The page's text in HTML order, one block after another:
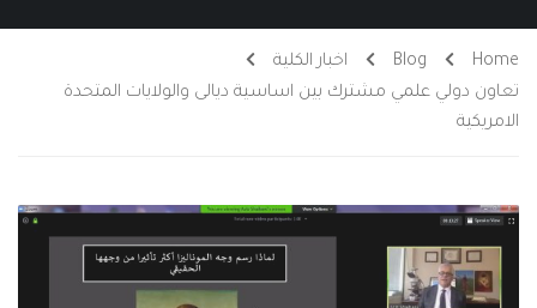
Home
Blog
اخبار الكلية
تعاون دولي علمي مشترك بين اساسية ديالى والولايات المتحدة
الامريكية